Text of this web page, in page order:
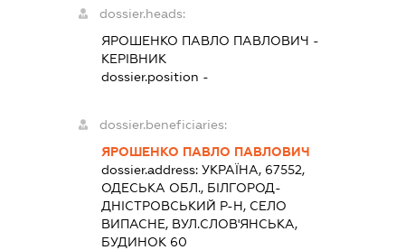
dossier.heads:
ЯРОШЕНКО ПАВЛО ПАВЛОВИЧ -
КЕРІВНИК
dossier.position -
dossier.beneficiaries:
ЯРОШЕНКО ПАВЛО ПАВЛОВИЧ
dossier.address: УКРАЇНА, 67552,
ОДЕСЬКА ОБЛ., БІЛГОРОД-
ДНІСТРОВСЬКИЙ Р-Н, СЕЛО
ВИПАСНЕ, ВУЛ.СЛОВ'ЯНСЬКА,
БУДИНОК 60